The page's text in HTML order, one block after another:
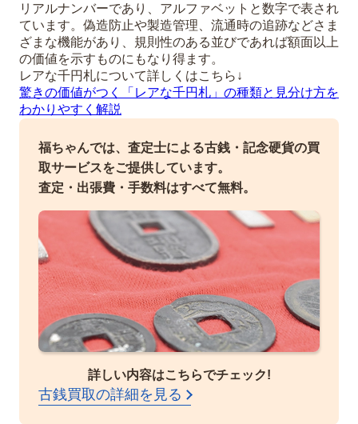
リアルナンバーであり、アルファベットと数字で表され
ています。偽造防止や製造管理、流通時の追跡などさま
ざまな機能があり、規則性のある並びであれば額面以上
の価値を示すものにもなり得ます。
レアな千円札について詳しくはこちら↓
驚きの価値がつく「レアな千円札」の種類と見分け方を
わかりやすく解説
福ちゃんでは、査定士による古銭・記念硬貨の買
取サービスをご提供しています。
査定・出張費・手数料はすべて無料。
詳しい内容はこちらでチェック!
古銭買取の詳細を見る